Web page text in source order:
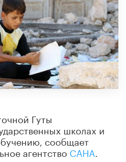
Гуты
школах и
сообщает
агентство САНА